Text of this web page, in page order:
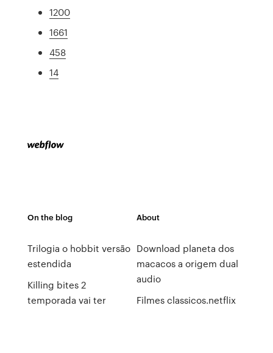
1200
1661
458
14
On the blog
Trilogia o hobbit versão
estendida
Killing bites 2
temporada vai ter
About
Download planeta dos
macacos a origem dual
audio
Filmes classicos.netflix